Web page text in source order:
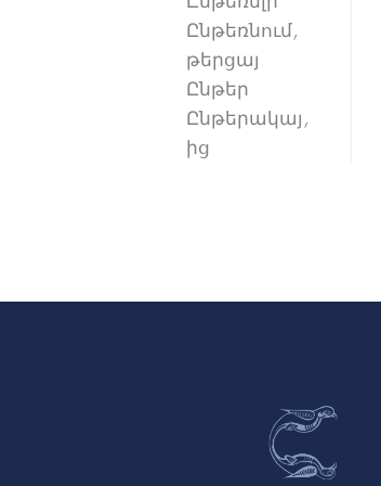
Ընթեռնում,
թերցայ
Ընթեր
Ընթերակայ,
ից